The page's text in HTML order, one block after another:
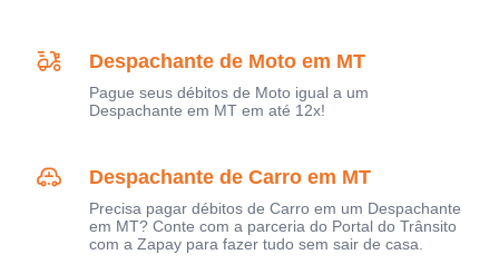
Despachante de Moto em MT
Pague seus débitos de Moto igual a um
Despachante em MT em até 12x!
Despachante de Carro em MT
Precisa pagar débitos de Carro em um Despachante
em MT? Conte com a parceria do Portal do Trânsito
com a Zapay para fazer tudo sem sair de casa.